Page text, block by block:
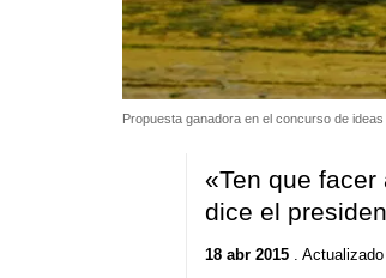
Propuesta ganadora en el concurso de
«Ten que
dice el
18 abr 2015. Actualizado